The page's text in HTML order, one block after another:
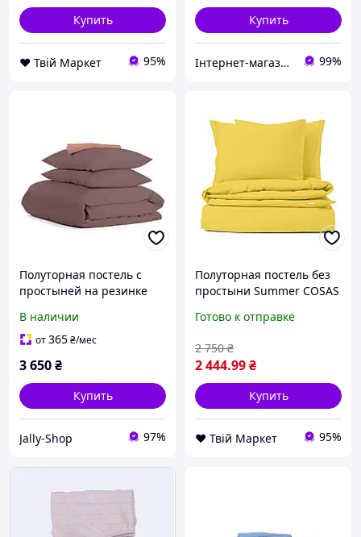
Купить
❤️ Твій Маркет 95%
Купить
Інтернет-магазин SaleX 99%
Полуторная постель с
простыней на резинке
Шоколад 160х220 см
В наличии
от365₴/мес
3 650₴
Купить
Jally-Shop 97%
Полуторная постель без
простыни Summer COSAS
2026
Готово к отправке
2 444.99₴
2 750 ₴
Купить
❤️ Твій Маркет 95%